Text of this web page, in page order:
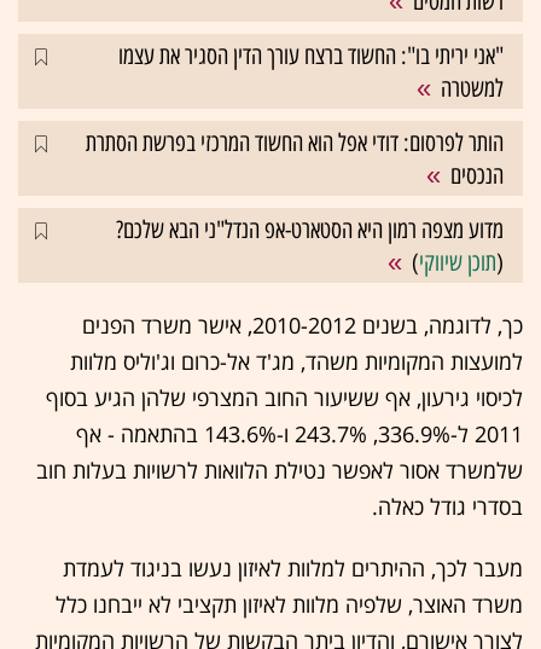
"אני יריתי בו": החשוד ברצח עורך הדין הסגיר את עצמו
למשטרה
הותר לפרסום: דודי אפל הוא החשוד המרכזי בפרשת הסתרת
הנכסים
מדוע מצפה רמון היא הסטארט-אפ הנדל"ני הבא שלכם?
(תוכן שיווקי)
כך, לדוגמה, בשנים 2010-2012, אישר משרד הפנים
למועצות המקומיות משהד, מג'ד אל-כרום וג'וליס מלוות
לכיסוי גירעון, אף ששיעור החוב המצרפי שלהן הגיע בסוף
2011 ל-336.9%, 243.7% ו-143.6% בהתאמה - אף
שלמשרד אסור לאפשר נטילת הלוואות לרשויות בעלות חוב
בסדרי גודל כאלה.
‏‏מעבר לכך, ההיתרים למלוות לאיזון נעשו בניגוד לעמדת
משרד האוצר, שלפיה מלוות לאיזון תקציבי לא ייבחנו כלל
לצורך אישורם, והדיון ביתר הבקשות של הרשויות המקומיות